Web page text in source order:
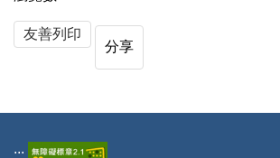
友善列印
分享
:::